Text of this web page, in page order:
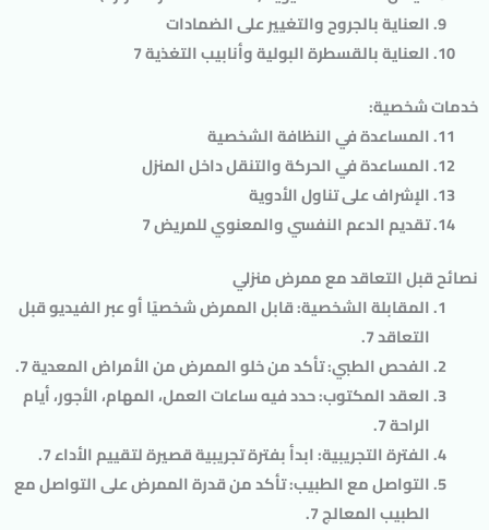
العناية بالجروح والتغيير على الضمادات
العناية بالقسطرة البولية وأنابيب التغذية 7
خدمات شخصية:
المساعدة في النظافة الشخصية
المساعدة في الحركة والتنقل داخل المنزل
الإشراف على تناول الأدوية
تقديم الدعم النفسي والمعنوي للمريض 7
نصائح قبل التعاقد مع ممرض منزلي
المقابلة الشخصية: قابل الممرض شخصيًا أو عبر الفيديو قبل
التعاقد 7.
الفحص الطبي: تأكد من خلو الممرض من الأمراض المعدية 7.
العقد المكتوب: حدد فيه ساعات العمل، المهام، الأجور، أيام
الراحة 7.
الفترة التجريبية: ابدأ بفترة تجريبية قصيرة لتقييم الأداء 7.
التواصل مع الطبيب: تأكد من قدرة الممرض على التواصل مع
الطبيب المعالج 7.